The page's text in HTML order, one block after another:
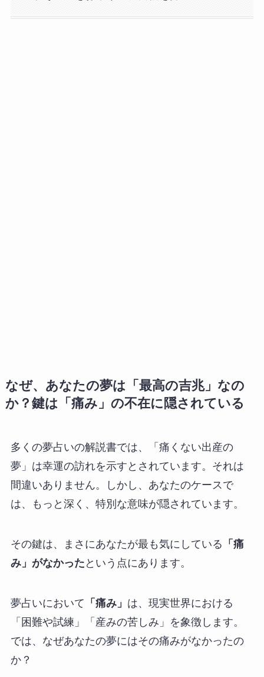
なぜ、あなたの夢は「最高の吉兆」なの
か？鍵は「痛み」の不在に隠されている
多くの夢占いの解説書では、「痛くない出産の
夢」は幸運の訪れを示すとされています。それは
間違いありません。しかし、あなたのケースで
は、もっと深く、特別な意味が隠されています。
その鍵は、まさにあなたが最も気にしている 「痛
み」がなかった という点にあります。
夢占いにおいて 「痛み」 は、現実世界における
「困難や試練」「産みの苦しみ」を象徴します。
では、なぜあなたの夢にはその痛みがなかったの
か？